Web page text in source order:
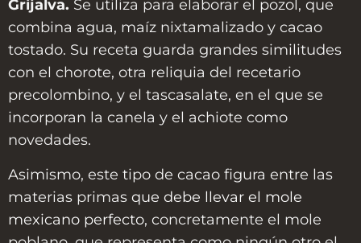
Grijalva. Se utiliza para elaborar el pozol, que
combina agua, maíz nixtamalizado y cacao
tostado. Su receta guarda grandes similitudes
con el chorote, otra reliquia del recetario
precolombino, y el tascasalate, en el que se
incorporan la canela y el achiote como
novedades.
Asimismo, este tipo de cacao figura entre las
materias primas que debe llevar el mole
mexicano perfecto, concretamente el mole